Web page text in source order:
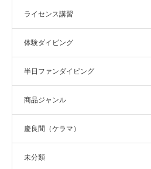
ライセンス講習
体験ダイビング
半日ファンダイビング
商品ジャンル
慶良間（ケラマ）
未分類